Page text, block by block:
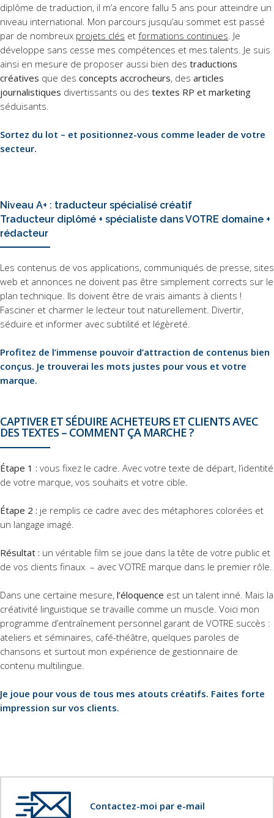
diplôme de traduction, il m’a encore fallu 5 ans pour atteindre un
niveau international. Mon parcours jusqu’au sommet est passé
par de nombreux projets clés et formations continues . Je
développe sans cesse mes compétences et mes talents. Je suis
ainsi en mesure de proposer aussi bien des traductions
créatives que des concepts accrocheurs, des articles
journalistiques divertissants ou des textes RP et marketing
séduisants.
Sortez du lot – et positionnez-vous comme leader de votre
secteur.
Niveau A+ : traducteur spécialisé créatif
Traducteur diplômé + spécialiste dans VOTRE domaine +
rédacteur
Les contenus de vos applications, communiqués de presse, sites
web et annonces ne doivent pas être simplement corrects sur le
plan technique. Ils doivent être de vrais aimants à clients !
Fasciner et charmer le lecteur tout naturellement. Divertir,
séduire et informer avec subtilité et légèreté.
Profitez de l’immense pouvoir d’attraction de contenus bien
conçus. Je trouverai les mots justes pour vous et votre
marque.
CAPTIVER ET SÉDUIRE ACHETEURS ET CLIENTS AVEC
DES TEXTES – COMMENT ÇA MARCHE ?
Étape 1 : vous fixez le cadre. Avec votre texte de départ, l’identité
de votre marque, vos souhaits et votre cible.
Étape 2 : je remplis ce cadre avec des métaphores colorées et
un langage imagé.
Résultat : un véritable film se joue dans la tête de votre public et
de vos clients finaux – avec VOTRE marque dans le premier rôle.
Dans une certaine mesure, l’éloquence est un talent inné. Mais la
créativité linguistique se travaille comme un muscle. Voici mon
programme d’entraînement personnel garant de VOTRE succès :
ateliers et séminaires, café-théâtre, quelques paroles de
chansons et surtout mon expérience de gestionnaire de
contenu multilingue.
Je joue pour vous de tous mes atouts créatifs. Faites forte
impression sur vos clients.
Contactez-moi par e-mail